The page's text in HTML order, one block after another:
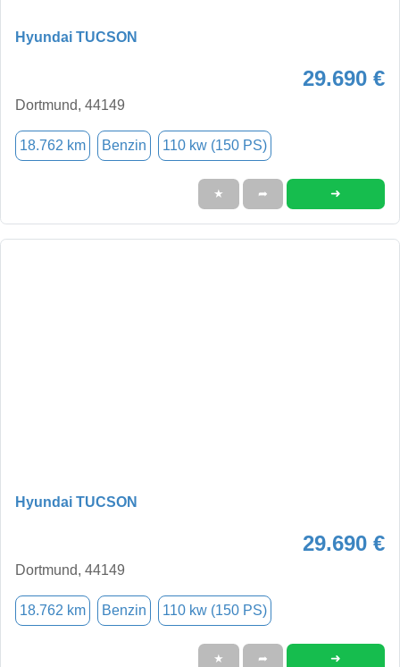
Hyundai TUCSON
29.690 €
Dortmund, 44149
18.762 km Benzin 110 kw (150 PS)
★ ➦ ➜
Hyundai TUCSON
29.690 €
Dortmund, 44149
18.762 km Benzin 110 kw (150 PS)
★ ➦ ➜